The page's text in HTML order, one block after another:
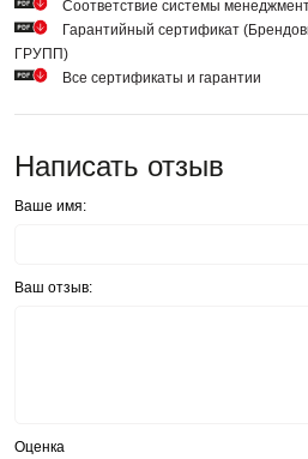
Соответствие системы
Гарантийный сертификат
ГРУПП)
Все сертификаты и гарантии
Написать отзыв
Ваше имя:
Ваш отзыв:
Оценка